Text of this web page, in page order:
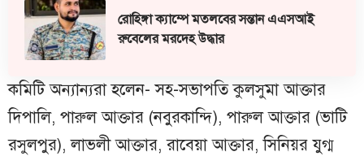
রোহিঙ্গা ক্যাম্পে মতলবের সন্তান এএসআই
রুবেলের মরদেহ উদ্ধার
কমিটি অন্যান্যরা হলেন- সহ-সভাপতি কুলসুমা আক্তার
দিপালি, পারুল আক্তার (নবুরকান্দি), পারুল আক্তার (ভাটি
রসুলপুর), লাভলী আক্তার, রাবেয়া আক্তার, সিনিয়র যুগ্ম